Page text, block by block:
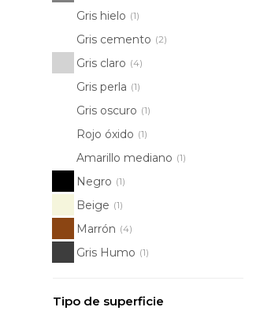
Gris hielo (1)
Gris cemento (2)
Gris claro (4)
Gris perla (1)
Gris oscuro (1)
Rojo óxido (1)
Amarillo mediano (1)
Negro (1)
Beige (1)
Marrón (4)
Gris Humo (1)
Tipo de superficie